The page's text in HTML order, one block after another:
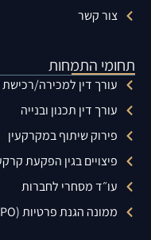
צור קשר
תחומי התמחות
עורך דין למכירה/
עורך דין תכנון ובנייה
פירוק שיתוף במקרקעין
פיצויים בגין הפקעת
עו״ד מסחרי לחברות
ממונה הגנת פרטיות (DPO)